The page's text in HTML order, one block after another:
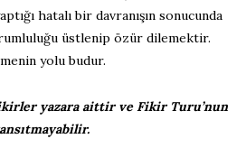
hatalı bir davranışın sonucunda
üstlenip özür dilemektir.
yolu budur.
yazara aittir ve Fikir Turu’nun